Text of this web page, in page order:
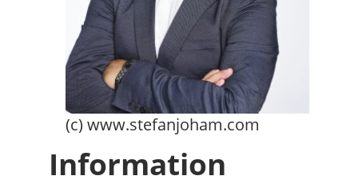
(c) www.stefanjoham.com
Information